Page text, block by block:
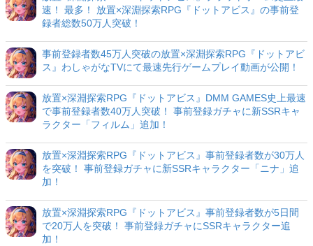
速！ 最多！ 放置×深淵探索RPG『ドットアビス』の事前登
録者総数50万人突破！
事前登録者数45万人突破の放置×深淵探索RPG『ドットアビ
ス』わしゃがなTVにて最速先行ゲームプレイ動画が公開！
放置×深淵探索RPG『ドットアビス』DMM GAMES史上最速
で事前登録者数40万人突破！ 事前登録ガチャに新SSRキャ
ラクター「フィルム」追加！
放置×深淵探索RPG『ドットアビス』事前登録者数が30万人
を突破！ 事前登録ガチャに新SSRキャラクター「ニナ」追
加！
放置×深淵探索RPG『ドットアビス』事前登録者数が5日間
で20万人を突破！ 事前登録ガチャにSSRキャラクター追
加！